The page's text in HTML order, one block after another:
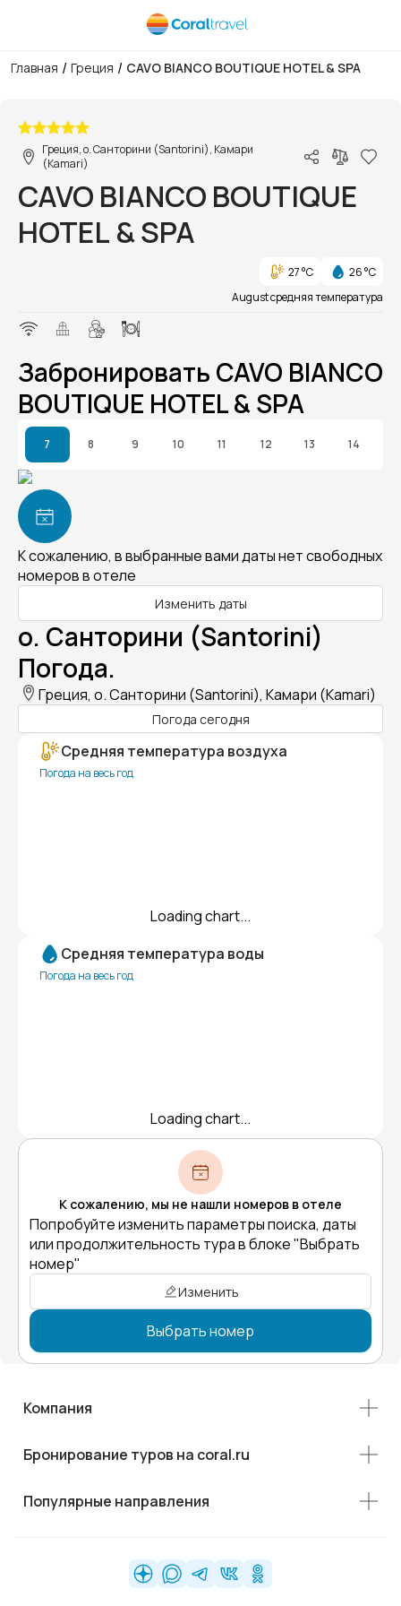
Главная / Греция / CAVO BIANCO BOUTIQUE HOTEL & SPA
Греция, о. Санторини (Santorini), Камари
(Kamari)
CAVO BIANCO BOUTIQUE
HOTEL & SPA
27 °C
26 °C
August средняя температура
Забронировать CAVO BIANCO
BOUTIQUE HOTEL & SPA
7 8 9 10 11 12 13 14
К сожалению, в выбранные вами даты нет свободных
номеров в отеле
Изменить даты
о. Санторини (Santorini)
Погода.
Греция, о. Санторини (Santorini), Камари (Kamari)
Погода сегодня
Средняя температура воздуха
Погода на весь год
Loading chart...
Средняя температура воды
Погода на весь год
Loading chart...
К сожалению, мы не нашли номеров в отеле
Попробуйте изменить параметры поиска, даты
или продолжительность тура в блоке "Выбрать
номер"
Изменить
Выбрать номер
Компания
Бронирование туров на coral.ru
Популярные направления